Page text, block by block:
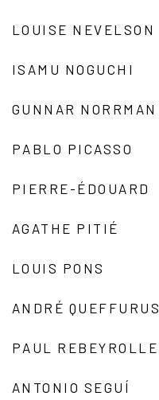
LOUISE NEVELSON
ISAMU NOGUCHI
GUNNAR NORRMAN
PABLO PICASSO
PIERRE-ÉDOUARD
AGATHE PITIÉ
LOUIS PONS
ANDRÉ QUEFFURUS
PAUL REBEYROLLE
ANTONIO SEGUÍ